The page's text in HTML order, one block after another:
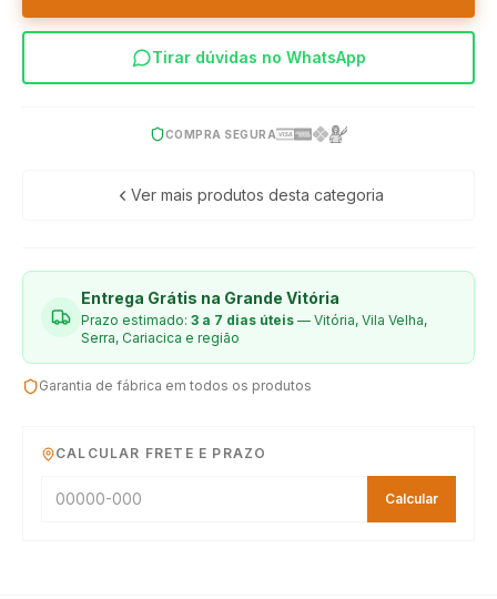
Tirar dúvidas no WhatsApp
COMPRA SEGURA
Ver mais produtos desta categoria
Entrega Grátis na Grande Vitória
Prazo estimado: 3 a 7 dias úteis — Vitória, Vila Velha,
Serra, Cariacica e região
Garantia de fábrica em todos os produtos
CALCULAR FRETE E PRAZO
Calcular